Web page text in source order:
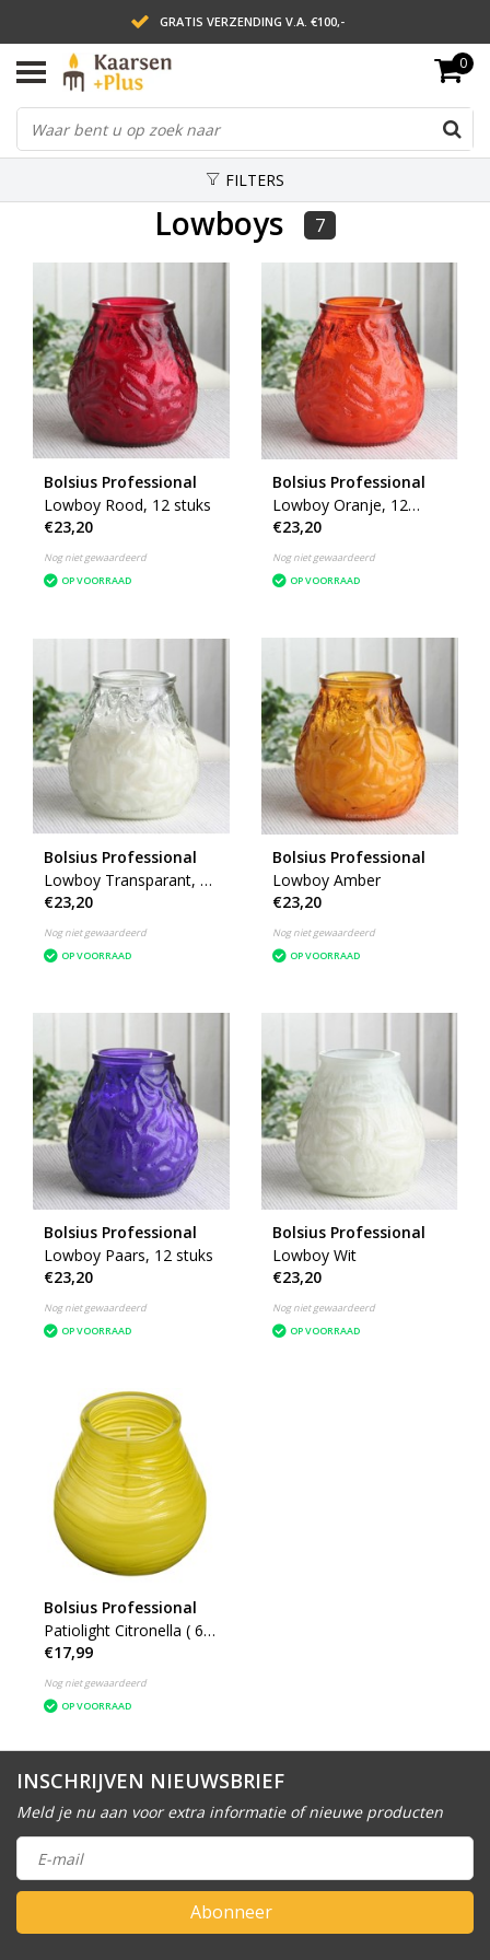
GRATIS VERZENDING V.A. €100,-
LEVERING BINNEN 2 WERKDAGEN
ACHTERAF BETALEN VIA AFTERPAY
0
FILTERS
Lowboys 7
Bolsius Professional
Lowboy Rood, 12 stuks
€23,20
Nog niet gewaardeerd
OP VOORRAAD
Bolsius Professional
Lowboy Oranje, 12
stuks
€23,20
Nog niet gewaardeerd
OP VOORRAAD
Bolsius Professional
Lowboy Transparant, 12
stuks
€23,20
Nog niet gewaardeerd
OP VOORRAAD
Bolsius Professional
Lowboy Amber
€23,20
Nog niet gewaardeerd
OP VOORRAAD
Bolsius Professional
Lowboy Paars, 12 stuks
€23,20
Nog niet gewaardeerd
OP VOORRAAD
Bolsius Professional
Lowboy Wit
€23,20
Nog niet gewaardeerd
OP VOORRAAD
Bolsius Professional
Patiolight Citronella ( 6
stuks )
€17,99
Nog niet gewaardeerd
OP VOORRAAD
INSCHRIJVEN NIEUWSBRIEF
Meld je nu aan voor extra informatie of nieuwe producten
Abonneer